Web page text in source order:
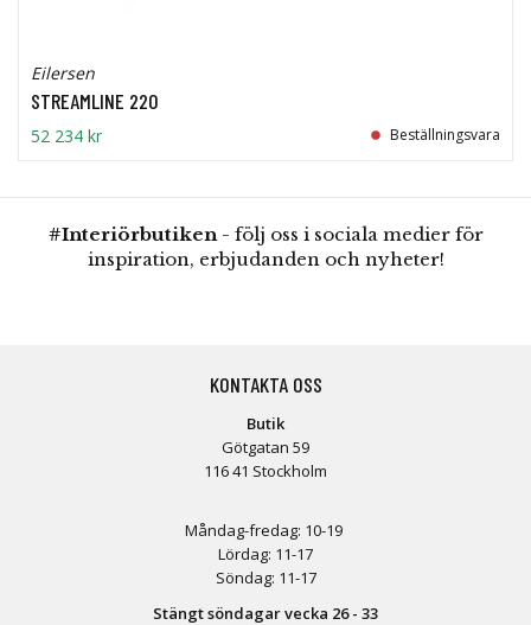
Eilersen
STREAMLINE 220
52 234 kr Beställningsvara
#Interiörbutiken- följ oss i sociala medier för
inspiration, erbjudanden och nyheter!
KONTAKTA OSS
Butik
Götgatan 59
116 41 Stockholm
Måndag-fredag: 10-19
Lördag: 11-17
Söndag: 11-17
Stängt söndagar vecka 26 - 33